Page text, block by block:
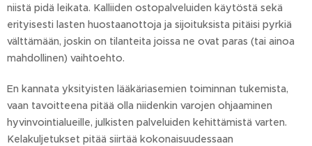
niistä pidä leikata. Kalliiden ostopalveluiden käytöstä sekä
erityisesti lasten huostaanottoja ja sijoituksista pitäisi pyrkiä
välttämään, joskin on tilanteita joissa ne ovat paras (tai ainoa
mahdollinen) vaihtoehto.
En kannata yksityisten lääkäriasemien toiminnan tukemista,
vaan tavoitteena pitää olla niidenkin varojen ohjaaminen
hyvinvointialueille, julkisten palveluiden kehittämistä varten.
Kelakuljetukset pitää siirtää kokonaisuudessaan